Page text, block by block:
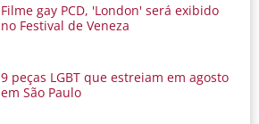
Filme gay PCD, 'London' será exibido
no Festival de Veneza
9 peças LGBT que estreiam em agosto
em São Paulo